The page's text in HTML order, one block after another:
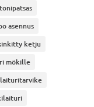
asennus
ketju
mökille
laituritarvike